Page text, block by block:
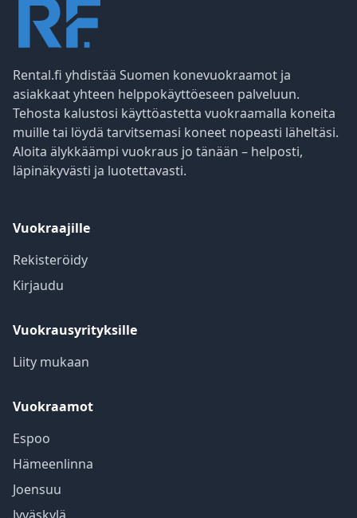
Rental.fi yhdistää Suomen konevuokraamot ja
asiakkaat yhteen helppokäyttöeseen palveluun.
Tehosta kalustosi käyttöastetta vuokraamalla koneita
muille tai löydä tarvitsemasi koneet nopeasti läheltäsi.
Aloita älykkäämpi vuokraus jo tänään – helposti,
läpinäkyvästi ja luotettavasti.
Vuokraajille
Rekisteröidy
Kirjaudu
Vuokrausyrityksille
Liity mukaan
Vuokraamot
Espoo
Hämeenlinna
Joensuu